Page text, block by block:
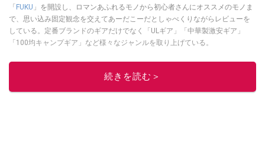
「FUKU 」を開設し、ロマンあふれるモノから初心者さんにオススメのモノま
で、思い込み固定観念を交えてあーだこーだとしゃべくりながらレビューを
している。定番ブランドのギアだけでなく「ULギア」「中華製激安ギア」
「100均キャンプギア」など様々なジャンルを取り上げている。
このイチオシストの他の記事を読む
続きを読む＞